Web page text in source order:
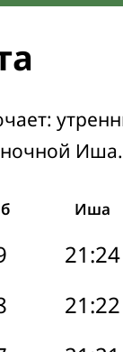
Иша.
Иша
21:24
21:22